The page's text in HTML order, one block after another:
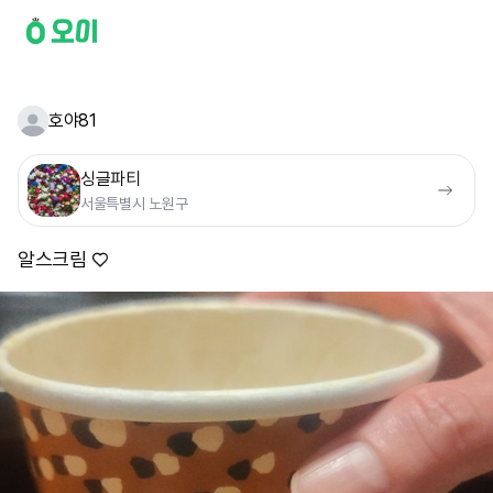
호야81
싱글파티
서울특별시 노원구
알스크림 ♡